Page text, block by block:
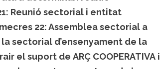
Reunió sectorial i entitat
22: Assemblea sectorial a
la sectorial d’ensenyament de la
el suport de ARÇ COOPERATIVA i